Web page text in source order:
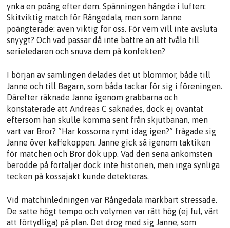
ynka en poäng efter dem. Spänningen hängde i luften:
Skitviktig match för Rångedala, men som Janne
poängterade: även viktig för oss. För vem vill inte avsluta
snyygt? Och vad passar då inte bättre än att tvåla till
serieledaren och snuva dem på konfekten?
I början av samlingen delades det ut blommor, både till
Janne och till Bagarn, som båda tackar för sig i föreningen.
Därefter räknade Janne igenom grabbarna och
konstaterade att Andreas C saknades, dock ej oväntat
eftersom han skulle komma sent från skjutbanan, men
vart var Bror? ”Har kossorna rymt idag igen?” frågade sig
Janne över kaffekoppen. Janne gick så igenom taktiken
för matchen och Bror dök upp. Vad den sena ankomsten
berodde på förtäljer dock inte historien, men inga synliga
tecken på kossajakt kunde detekteras.
Vid matchinledningen var Rångedala märkbart stressade.
De satte högt tempo och volymen var rätt hög (ej ful, värt
att förtydliga) på plan. Det drog med sig Janne, som